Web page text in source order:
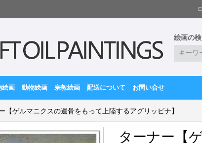
絵画の
絵画 動物絵画 宗教絵画 配送について お問い合せ
【ゲルマニクスの遺骨をもって上陸するアグリッピナ】
ターナー【